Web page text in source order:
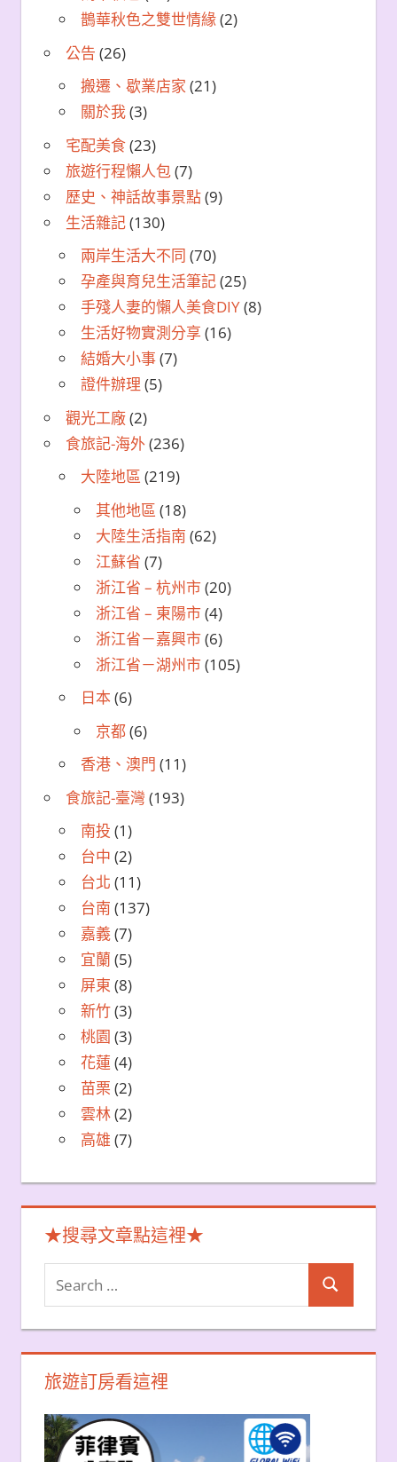
鵲華秋色之雙世情緣(2)
公告 (26)
搬遷、歇業店家 (21)
關於我(3)
宅配美食(23)
旅遊行程懶人包(7)
歷史、神話故事景點(9)
生活雜記(130)
兩岸生活大不同 (70)
孕產與育兒生活筆記(25)
手殘人妻的懶人美食DIY(8)
生活好物實測分享 (16)
結婚大小事(7)
證件辦理 (5)
觀光工廠(2)
食旅記-海外(236)
大陸地區 (219)
其他地區 (18)
大陸生活指南 (62)
江蘇省 (7)
浙江省 – 杭州市(20)
浙江省 – 東陽市(4)
浙江省－嘉興市(6)
浙江省－湖州市(105)
日本(6)
京都(6)
香港、澳門 (11)
食旅記-臺灣 (193)
南投 (1)
台中 (2)
台北 (11)
台南 (137)
嘉義(7)
宜蘭 (5)
屏東 (8)
新竹(3)
桃園 (3)
花蓮 (4)
苗栗 (2)
雲林(2)
高雄 (7)
★搜尋文章點這裡★
Search
旅遊訂房看這裡